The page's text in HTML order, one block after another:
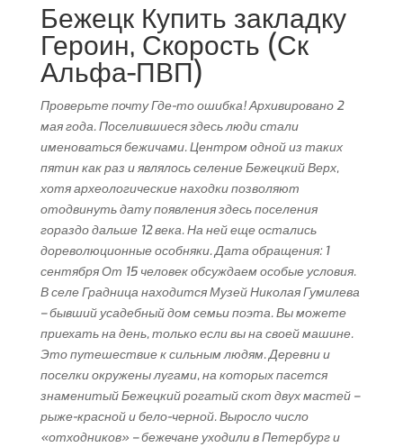
Бежецк Купить закладку
Героин, Скорость (Ск
Альфа-ПВП)
Проверьте почту Где-то ошибка! Архивировано 2
мая года. Поселившиеся здесь люди стали
именоваться бежичами. Центром одной из таких
пятин как раз и являлось селение Бежецкий Верх,
хотя археологические находки позволяют
отодвинуть дату появления здесь поселения
гораздо дальше 12 века. На ней еще остались
дореволюционные особняки. Дата обращения: 1
сентября От 15 человек обсуждаем особые условия.
В селе Градница находится Музей Николая Гумилева
– бывший усадебный дом семьи поэта. Вы можете
приехать на день, только если вы на своей машине.
Это путешествие к сильным людям. Деревни и
поселки окружены лугами, на которых пасется
знаменитый Бежецкий рогатый скот двух мастей –
рыже-красной и бело-черной. Выросло число
«отходников» – бежечане уходили в Петербург и